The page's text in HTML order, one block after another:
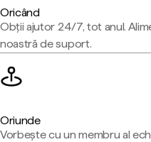
Oricând
Obții ajutor 24/7, tot anul.
noastră de suport.
Oriunde
Vorbește cu un membru al